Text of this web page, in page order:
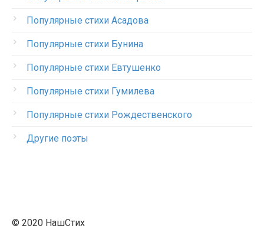
Популярные стихи Асадова
Популярные стихи Бунина
Популярные стихи Евтушенко
Популярные стихи Гумилева
Популярные стихи Рождественского
Другие поэты
© 2020 НашСтих